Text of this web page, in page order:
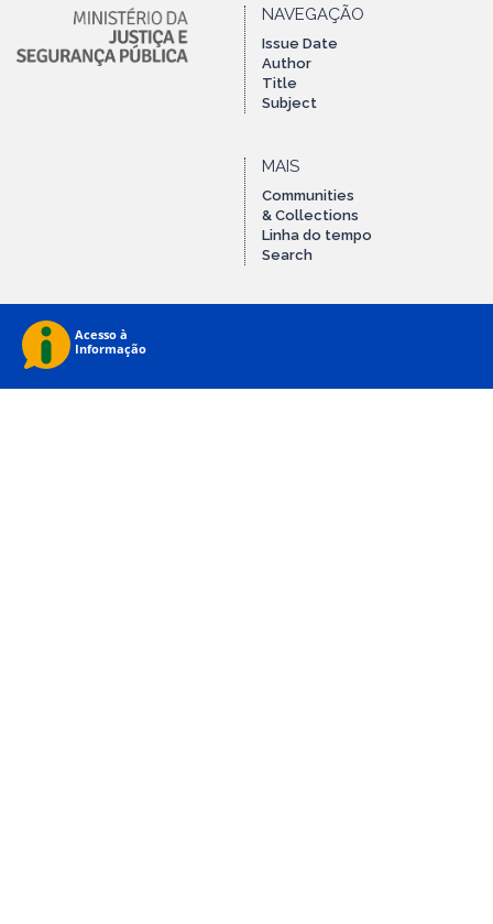
NAVEGAÇÃO
Issue Date
Author
Title
Subject
MAIS
Communities
& Collections
Linha do tempo
Search